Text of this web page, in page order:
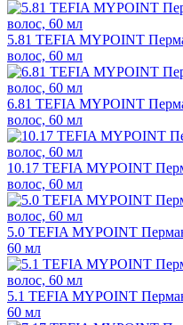
5.81 TEFIA MYPOINT
волос, 60 мл
6.81 TEFIA MYPOINT
волос, 60 мл
10.17 TEFIA MYPOINT
волос, 60 мл
5.0 TEFIA MYPOINT
60 мл
5.1 TEFIA MYPOINT
60 мл